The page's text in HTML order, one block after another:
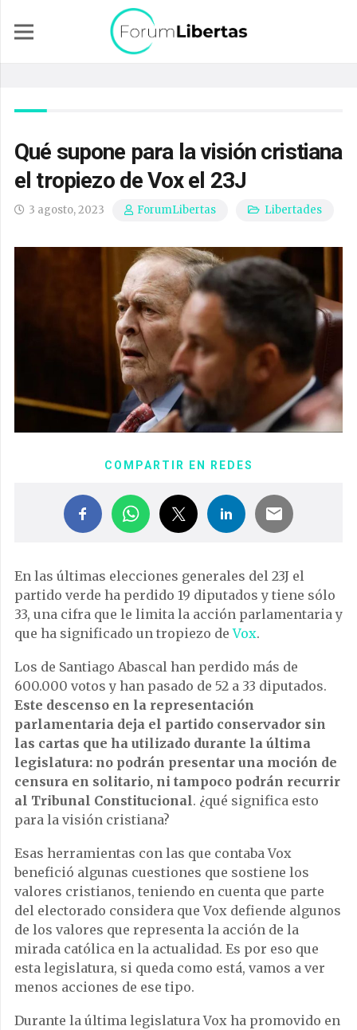
Qué supone para la visión cristiana
el tropiezo de Vox el 23J
3 agosto, 2023 ForumLibertas Libertades
COMPARTIR EN REDES
En las últimas elecciones generales del 23J el
partido verde ha perdido 19 diputados y tiene sólo
33, una cifra que le limita la acción parlamentaria y
que ha significado un tropiezo deVox.
Los de Santiago Abascal han perdido más de
600.000 votos y han pasado de 52 a 33 diputados.
Este descenso en la representación
parlamentaria deja el partido conservador sin
las cartas que ha utilizado durante la última
legislatura: no podrán presentar una moción de
censura en solitario, ni tampoco podrán recurrir
al Tribunal Constitucional. ¿qué significa esto
para la visión cristiana?
Esas herramientas con las que contaba Vox
benefició algunas cuestiones que sostiene los
valores cristianos, teniendo en cuenta que parte
del electorado considera que Vox defiende algunos
de los valores que representa la acción de la
mirada católica en la actualidad. Es por eso que
esta legislatura, si queda como está, vamos a ver
menos acciones de ese tipo.
Durante la última legislatura Vox ha promovido en